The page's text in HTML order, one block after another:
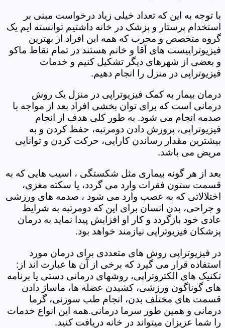
با توجه به این که تعداد خیلی زیاد درخواست مبنی بر
استخدام پرستار و پزشک در خانه داشتیم توانسته ایم یک
گروه متخصص و مجرب که همه این افراد از بهترین
فیزیوتراپیست های آقا و خانم هستند در تمام نقاط ماکو
و بعضی از شهرهای دیگر تشکیل کنیم و خدمات
فیزیوتراپی در منزل را انجام دهیم.
درمان بیمار به کمک فیزیوتراپی در منزل یک روش
درمانی است که برای توان بخشی افراد بعد از مواجه با
صدمه انجام می شود. به طور کلی هدف از انجام
فیزیوتراپی، پرورش دادن دومرتبه، حفظ کردن و به
بیشترین مقدار رساندن کارایی، حرکت کردن و توانایی
مریض می باشد.
بعد از هر گونه بیماری مثل شکستگی ، اسیب هایی که به
قسمت ستون فقرات وارد می گردد، یا سکته مغزی،
اختلالاتی که به عصب وارد می شود ، صدمه های ورزشی
و جراحی، بدن انسان برای این که دومرتبه به شرایط
عادی خود بازگردد و کار او افزایش پیدا نماید به درمان
پزشکان فیزیوتراپی نیازمند خواهد بود.
در فیزیوتراپی روش های متعددی برای درمان مورد
استفاده قرار می گیرد که برخی از آن ها عبارت اند از:
تکنیک های الکتروتراپی، روشهای درمانی دستی یا برنامه
های گوناگون ورزشی، کشیدن عضله ها، ماساژ دادن
قسمت های مختلف بدن، انجام طب سوزنی، گرما
درمانی و همین طور سرما درمانی.همه این انواع خدمات
را شما عزیزان میتواند در خانه دریافت کنید.